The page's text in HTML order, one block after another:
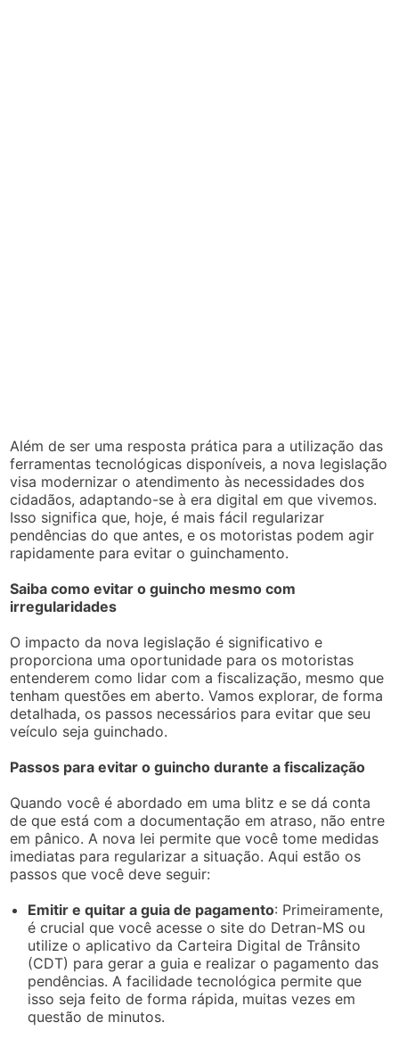
Além de ser uma resposta prática para a utilização das
ferramentas tecnológicas disponíveis, a nova legislação
visa modernizar o atendimento às necessidades dos
cidadãos, adaptando-se à era digital em que vivemos.
Isso significa que, hoje, é mais fácil regularizar
pendências do que antes, e os motoristas podem agir
rapidamente para evitar o guinchamento.
Saiba como evitar o guincho mesmo com
irregularidades
O impacto da nova legislação é significativo e
proporciona uma oportunidade para os motoristas
entenderem como lidar com a fiscalização, mesmo que
tenham questões em aberto. Vamos explorar, de forma
detalhada, os passos necessários para evitar que seu
veículo seja guinchado.
Passos para evitar o guincho durante a fiscalização
Quando você é abordado em uma blitz e se dá conta
de que está com a documentação em atraso, não entre
em pânico. A nova lei permite que você tome medidas
imediatas para regularizar a situação. Aqui estão os
passos que você deve seguir:
Emitir e quitar a guia de pagamento: Primeiramente,
é crucial que você acesse o site do Detran-MS ou
utilize o aplicativo da Carteira Digital de Trânsito
(CDT) para gerar a guia e realizar o pagamento das
pendências. A facilidade tecnológica permite que
isso seja feito de forma rápida, muitas vezes em
questão de minutos.